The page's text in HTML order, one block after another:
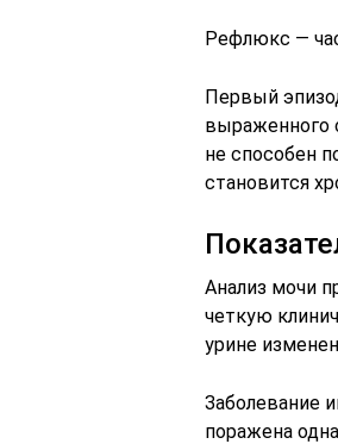
Рефлюкс —
Первый
выраженного
не способен
становится
Анализ мочи
четкую
урине
Заболевание
поражена